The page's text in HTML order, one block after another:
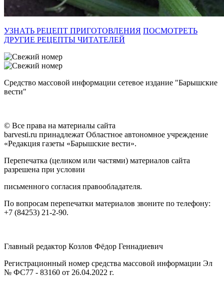
УЗНАТЬ РЕЦЕПТ ПРИГОТОВЛЕНИЯ ПОСМОТРЕТЬ
ДРУГИЕ РЕЦЕПТЫ ЧИТАТЕЛЕЙ
Средство массовой информации сетевое издание "Барышские
вести"
© Все права на материалы сайта
barvesti.ru принадлежат Областное автономное учреждение
«Редакция газеты «Барышские вести».
Перепечатка (целиком или частями) материалов сайта
разрешена при условии
письменного согласия правообладателя.
По вопросам перепечатки материалов звоните по телефону:
+7 (84253) 21-2-90.
Главный редактор Козлов Фёдор Геннадиевич
Регистрационный номер средства массовой информации Эл
№ ФС77 - 83160 от 26.04.2022 г.